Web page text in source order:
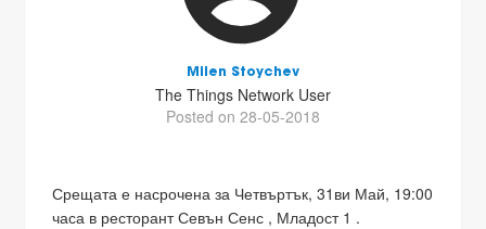
Milen Stoychev
The Things Network User
Posted on 28-05-2018
Срещата е насрочена за Четвъртък, 31ви Май, 19:00
часа в ресторант Севън Сенс , Младост 1 .